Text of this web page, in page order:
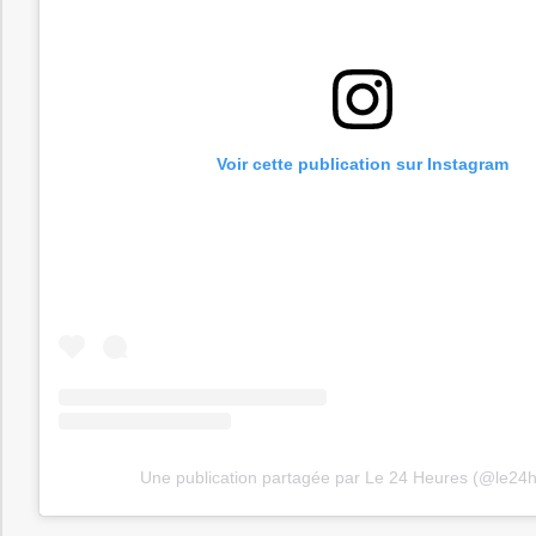
Voir cette publication sur Instagram
Une publication partagée par Le 24 Heures